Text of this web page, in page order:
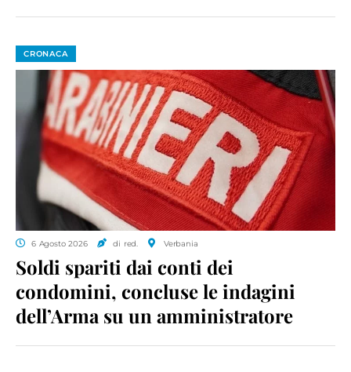
CRONACA
6 Agosto 2026 di red. Verbania
Soldi spariti dai conti dei
condomini, concluse le indagini
dell’Arma su un amministratore